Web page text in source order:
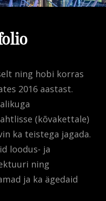
ning hobi korras
2016 aastast.
(kõvakettale)
ka teistega jagada.
loodus- ja
ning
ja ka ägedaid